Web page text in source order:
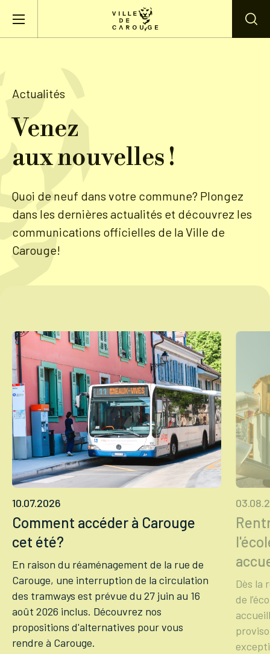
Mairie
Vie pratique
Actualités
Démarches
CAROUGE SE CONSTRUIT
Actualités
Venez
aux nouvelles !
Quoi de neuf dans votre commune? Plongez
dans les dernières actualités et découvrez les
communications officielles de la Ville de
Carouge!
10.07.2026
Comment accéder à Carouge
cet été?
En raison du réaménagement de la rue de
Carouge, une interruption de la circulation
des tramways est prévue du 27 juin au 16
août 2026 inclus. Découvrez nos
propositions d'alternatives pour vous
rendre à Carouge.
Dès la
de